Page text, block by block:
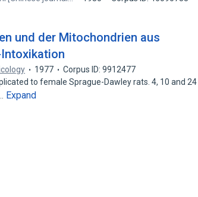
und der Mitochondrien aus
1977
Corpus ID: 9912477
to female Sprague-Dawley rats. 4, 10 and 24
Expand